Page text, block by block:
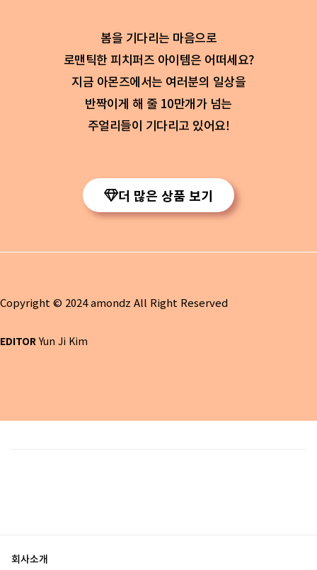
봄을 기다리는 마음으로
로맨틱한 피치퍼즈 아이템은 어떠세요?
지금 아몬즈에서는 여러분의 일상을
반짝이게 해 줄 10만개가 넘는
주얼리들이 기다리고 있어요!
더 많은 상품 보기
Copyright © 2024 amondz All Right Reserved
EDITORYun Ji Kim
회사소개